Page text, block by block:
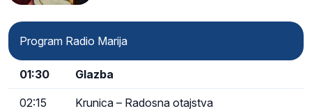
Program Radio Marija
01:30 Glazba
02:15 Krunica – Radosna otajstva